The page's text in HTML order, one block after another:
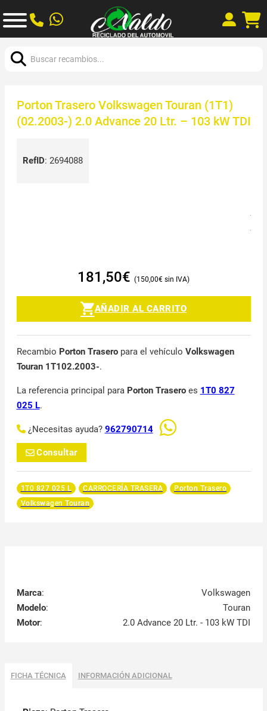
Porton Trasero Volkswagen Touran (1T1)
(02.2003-) 2.0 Advance 20 Ltr. – 103 kW TDI
RefID: 2694088
181,50€ 150,00€
AÑADIR AL CARRITO
Recambio Porton Traseropara el vehículo Volkswagen
Touran 1T102.2003-.
La referencia principal para Porton Traseroes 1T0 827
025 L.
¿Necesitas ayuda? 962790714
Consultar
1T0 827 025 L CARROCERÍA TRASERA
Porton Trasero
Volkswagen Touran
Marca:
Volkswagen
Modelo:
Touran
Motor: 2.0 Advance 20 Ltr. - 103 kW TDI
FICHA TÉCNICA INFORMACIÓN ADICIONAL